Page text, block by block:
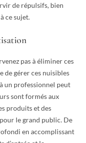
de répulsifs, bien
ce sujet.
pas à éliminer ces
de gérer ces nuisibles
un professionnel peut
sont formés aux
produits et des
le grand public. De
en accomplissant